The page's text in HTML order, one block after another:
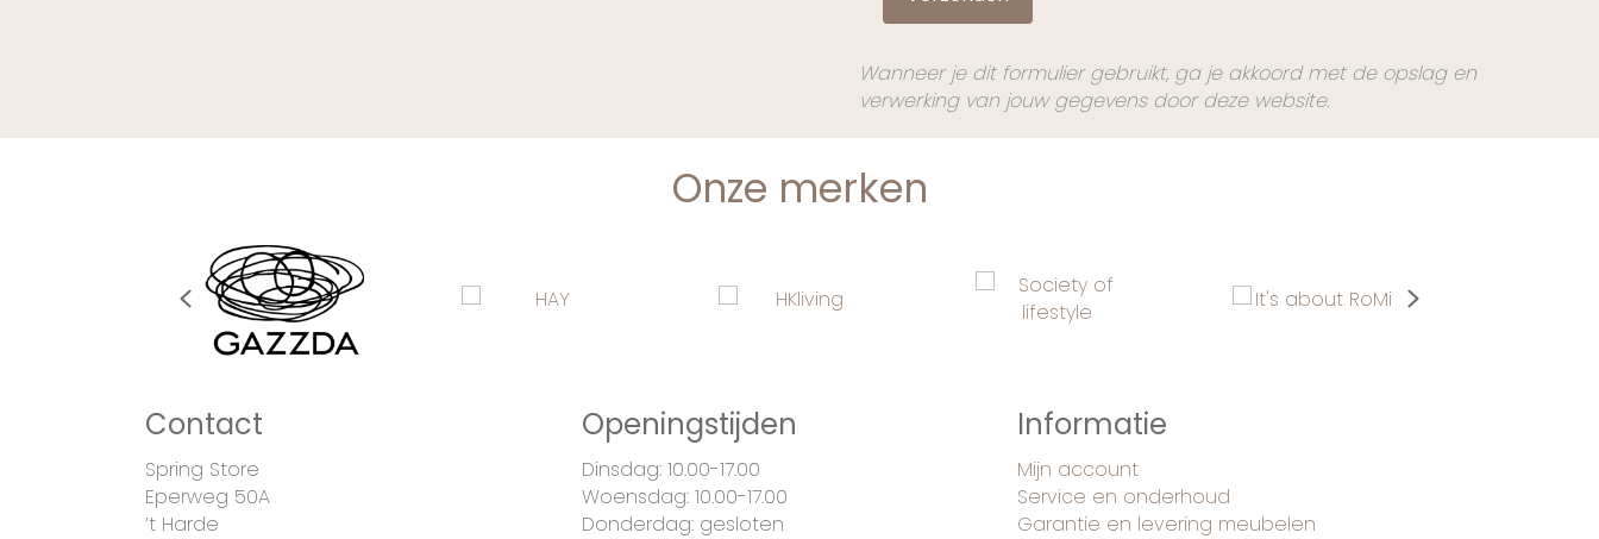
Wanneer je dit formulier gebruikt, ga je akkoord met de opslag en
verwerking van jouw gegevens door deze website.
Onze merken
Next
Previous
Contact
Spring Store
Eperweg 50A
’t Harde
Openingstijden
Dinsdag: 10.00-17.00
Woensdag: 10.00-17.00
Donderdag: gesloten
Informatie
Mijn account
Service en onderhoud
Garantie en levering meubelen